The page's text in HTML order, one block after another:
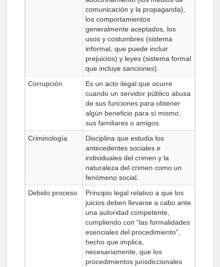
comunicación y la propaganda),
los comportamientos
generalmente aceptados, los
usos y costumbres (sistema
informal, que puede incluir
prejuicios) y leyes (sistema formal
que incluye sanciones).
Corrupción
Es un acto ilegal que ocurre
cuando un servidor público abusa
de sus funciones para obtener
algún beneficio para sí mismo,
sus familiares o amigos.
Criminología
Disciplina que estudia los
antecedentes sociales e
individuales del crimen y la
naturaleza del crimen como un
fenómeno social.
Debido proceso
Principio legal relativo a que los
juicios deben llevarse a cabo ante
una autoridad competente,
cumpliendo con “las formalidades
esenciales del procedimiento”,
hecho que implica,
necesariamente, que los
procedimientos jurisdiccionales